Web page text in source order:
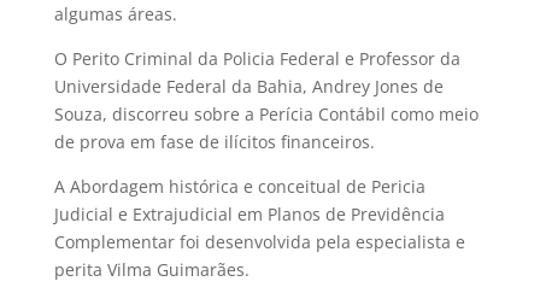
algumas áreas.
O Perito Criminal da Policia Federal e Professor da
Universidade Federal da Bahia, Andrey Jones de
Souza, discorreu sobre a Perícia Contábil como meio
de prova em fase de ilícitos financeiros.
A Abordagem histórica e conceitual de Pericia
Judicial e Extrajudicial em Planos de Previdência
Complementar foi desenvolvida pela especialista e
perita Vilma Guimarães.